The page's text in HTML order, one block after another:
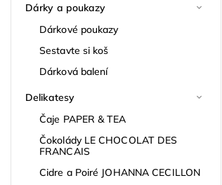
Dárky a poukazy
Dárkové poukazy
Sestavte si koš
Dárková balení
Delikatesy
Čaje PAPER & TEA
Čokolády LE CHOCOLAT DES
FRANCAIS
Cidre a Poiré JOHANNA CECILLON